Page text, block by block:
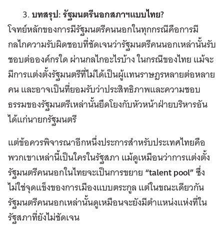
บทสรุป: รัฐมนตรีนอกสภาฯแบบไทย?
โจทย์หลักของการมีรัฐมนตรีคนนอกในทุกกรณีคือการมี
กลไกความรับผิดชอบที่ชัดเจนว่ารัฐมนตรีคนนอกเหล่านั้นรับ
ชอบต่อองค์กรใด ผ่านกลไกอะไรบ้าง ในกรณีของไทย แม้จะ
มีการแต่งตั้งรัฐมนตรีที่ไม่ได้เป็นผู้แทนราษฎรหลายต่อหลาย
คน และอาจเป็นที่ยอมรับว่าประสิทธิภาพและความชอบ
ธรรมของรัฐมนตรีเหล่านั้นยึดโยงกับหัวหน้าฝ่ายบริหารอัน
ได้แก่นายกรัฐมนตรี
แต่ข้อควรพิจารณาอีกหนึ่งประการสำหรับประเทศไทยคือ
พวกเขาเหล่านี้เป็นใครในรัฐสภา แม้ดูเหมือนว่าการแต่งตั้ง
รัฐมนตรีคนนอกในไทยจะเป็นการขยาย“talent pool”ซึ่ง
ไม่ใช่จุดแข็งของการเมืองแบบตระกูล แต่ในขณะเดียวกัน
รัฐมนตรีคนนอกเหล่านั้นดูเหมือนจะยังมีตำแหน่งแห่งที่ใน
รัฐสภาที่ยังไม่ชัดเจน